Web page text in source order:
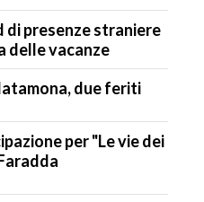
di presenze straniere
delle vacanze
due feriti
per "Le vie dei